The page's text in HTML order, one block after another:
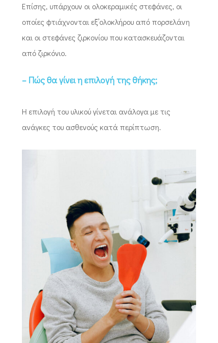
Επίσης, υπάρχουν οι ολοκεραμικές στεφάνες, οι
οποίες φτιάχνονται εξ’ολοκλήρου από πορσελάνη
και οι στεφάνες ζιρκονίου που κατασκευάζονται
από ζιρκόνιο.
– Πώς θα γίνει η επιλογή της θήκης;
Η επιλογή του υλικού γίνεται ανάλογα με τις
ανάγκες του ασθενούς κατά περίπτωση.